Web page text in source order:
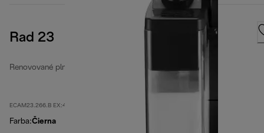
Rad 23
Renovované plne automatické kávovary
ECAM23.266.B EX:4-second
Farba:Čierna